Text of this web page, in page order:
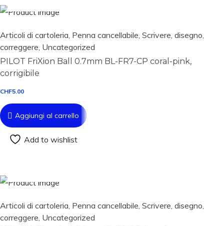
Articoli di cartoleria Penna cancellabile Scrivere, disegno,
correggere Uncategorized
PILOT FriXion Ball 0.7mm BL-FR7-CP coral-pink,
corrigibile
CHF5.00
Aggiungi al carrello
Add to wishlist
Articoli di cartoleria Penna cancellabile Scrivere, disegno,
correggere Uncategorized